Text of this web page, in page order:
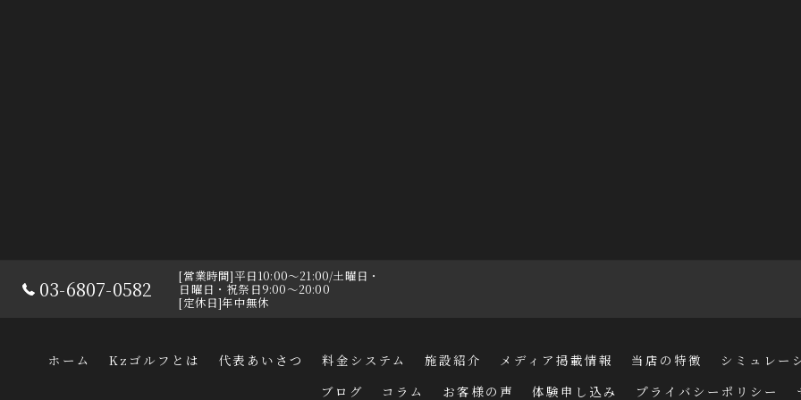
03-6807-0582
[営業時間]平日10:00〜21:00/土曜日・
日曜日・祝祭日9:00〜20:00
[定休日]年中無休
ホーム Kzゴルフとは 代表あいさつ 料金システム 施設紹介 メディア掲載情報 当店の特徴
シミュレー
ブログ
コラム お客様の声 体験申し込み プライバシーポリシー